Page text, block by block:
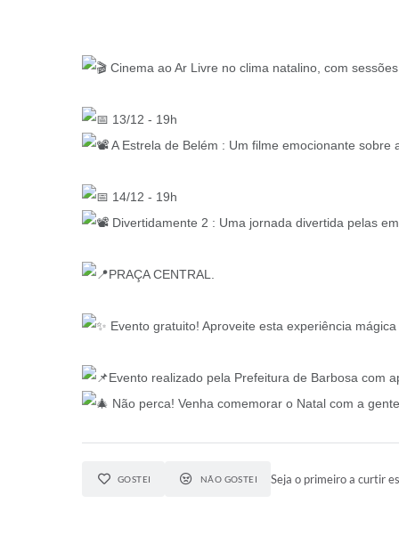
Cinema ao Ar Livre no clima natalino, com
13/12 - 19h
A Estrela de Belém : Um filme emocionante sobre
14/12 - 19h
Divertidamente 2 : Uma jornada divertida pelas
PRAÇA CENTRAL.
Evento gratuito! Aproveite esta experiência
Evento realizado pela Prefeitura de Barbosa com
Não perca! Venha comemorar o Natal com a
GOSTEI NÃO GOSTEI Seja o primeiro a curtir